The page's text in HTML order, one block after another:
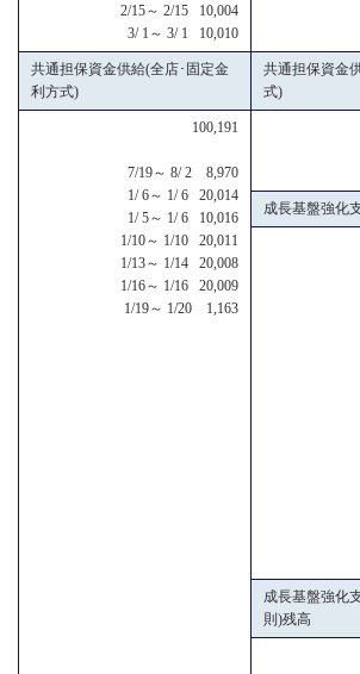
2/15～ 2/15 10,004
3/ 1～ 3/ 1 10,010
共通担保資金供給(全店･固定金
利方式)
共通担保資金
式)
100,191
7/19～ 8/ 2 8,970
1/ 6～ 1/ 6 20,014
1/ 5～ 1/ 6 10,016
1/10～ 1/10 20,011
1/13～ 1/14 20,008
1/16～ 1/16 20,009
1/19～ 1/20 1,163
成長基盤強化
成長基盤強化
則)残高